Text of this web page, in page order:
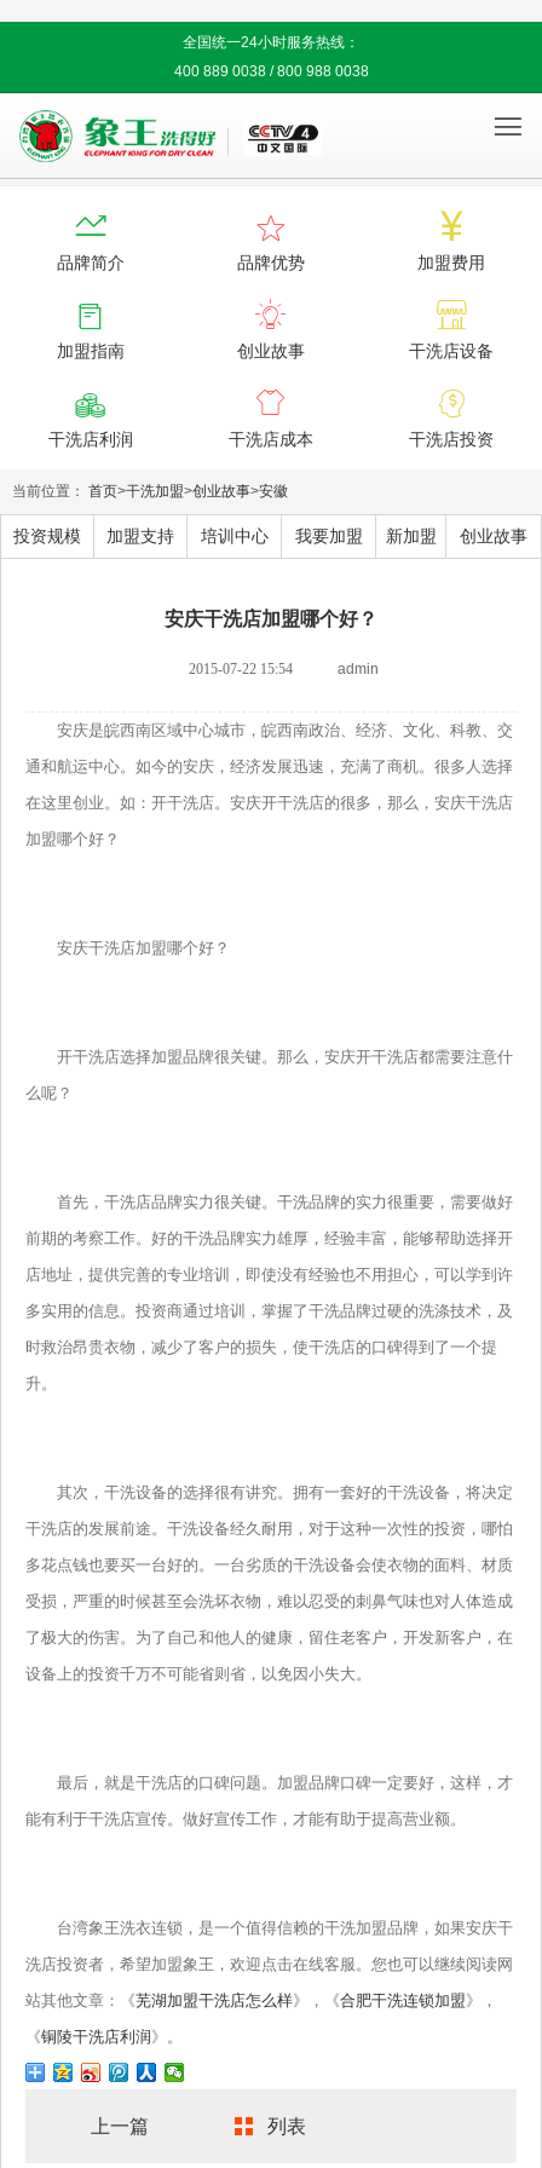
全国统一24小时服务热线：
400 889 0038 / 800 988 0038


品牌简介

品牌优势

加盟费用

加盟指南

创业故事

干洗店设备

干洗店利润

干洗店成本

干洗店投资
当前位置： 首页>干洗加盟>创业故事>安徽
投资规模 加盟支持 培训中心 我要加盟 新加盟 创业故事
安庆干洗店加盟哪个好？
2015-07-22 15:54 admin
安庆是皖西南区域中心城市，皖西南政治、经济、文化、科教、交
通和航运中心。如今的安庆，经济发展迅速，充满了商机。很多人选择
在这里创业。如：开干洗店。安庆开干洗店的很多，那么，安庆干洗店
加盟哪个好？
安庆干洗店加盟哪个好？
开干洗店选择加盟品牌很关键。那么，安庆开干洗店都需要注意什
么呢？
首先，干洗店品牌实力很关键。干洗品牌的实力很重要，需要做好
前期的考察工作。好的干洗品牌实力雄厚，经验丰富，能够帮助选择开
店地址，提供完善的专业培训，即使没有经验也不用担心，可以学到许
多实用的信息。投资商通过培训，掌握了干洗品牌过硬的洗涤技术，及
时救治昂贵衣物，减少了客户的损失，使干洗店的口碑得到了一个提
升。
其次，干洗设备的选择很有讲究。拥有一套好的干洗设备，将决定
干洗店的发展前途。干洗设备经久耐用，对于这种一次性的投资，哪怕
多花点钱也要买一台好的。一台劣质的干洗设备会使衣物的面料、材质
受损，严重的时候甚至会洗坏衣物，难以忍受的刺鼻气味也对人体造成
了极大的伤害。为了自己和他人的健康，留住老客户，开发新客户，在
设备上的投资千万不可能省则省，以免因小失大。
最后，就是干洗店的口碑问题。加盟品牌口碑一定要好，这样，才
能有利于干洗店宣传。做好宣传工作，才能有助于提高营业额。
台湾象王洗衣连锁，是一个值得信赖的干洗加盟品牌，如果安庆干
洗店投资者，希望加盟象王，欢迎点击在线客服。您也可以继续阅读网
站其他文章：《芜湖加盟干洗店怎么样》，《合肥干洗连锁加盟》，
《铜陵干洗店利润》。
上一篇 列表